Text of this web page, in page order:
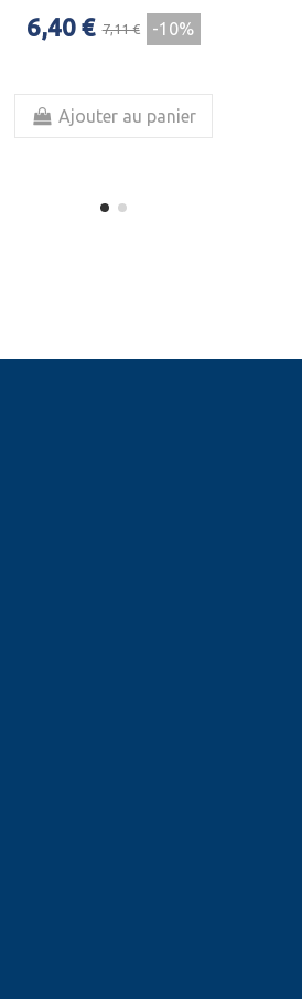
6,40 € 7,11 € -10%
Ajouter au panier